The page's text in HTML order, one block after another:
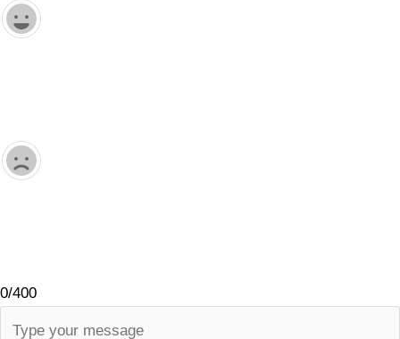
0/400